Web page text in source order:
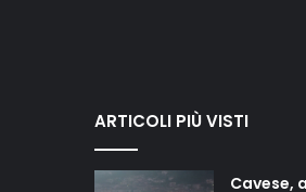
ARTICOLI PIÙ VISTI
Cavese,